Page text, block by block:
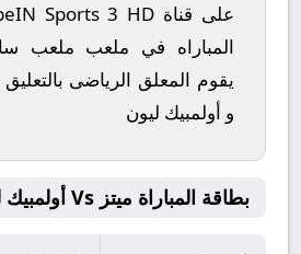
المباراه في ملعب ملعب
يقوم المعلق الرياضى
و أولمبيك ليون
بطاقة المباراة ميتز Vs أولمبيك ليون